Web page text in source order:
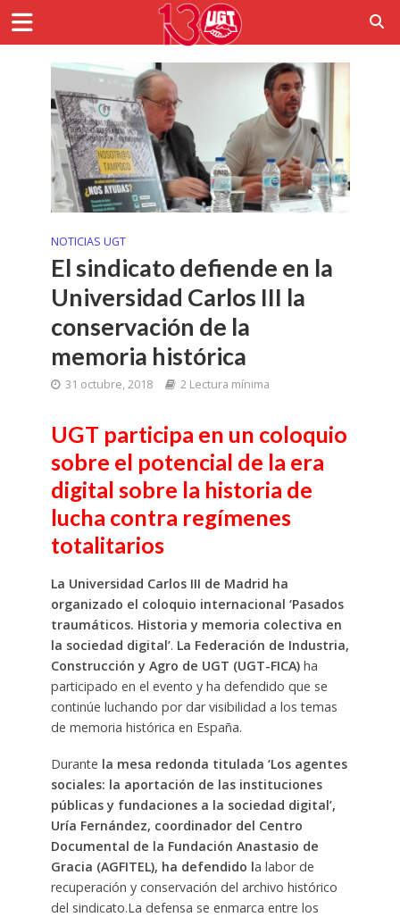
NOTICIAS UGT
El sindicato defiende en la
Universidad Carlos III la
conservación de la
memoria histórica
31 octubre, 2018 2 Lectura mínima
UGT participa en un coloquio
sobre el potencial de la era
digital sobre la historia de
lucha contra regímenes
totalitarios
La Universidad Carlos III de Madrid ha
organizado el coloquio internacional ‘Pasados
traumáticos. Historia y memoria colectiva en
la sociedad digital’. La Federación de Industria,
Construcción y Agro de UGT (UGT-FICA)ha
participado en el evento y ha defendido que se
continúe luchando por dar visibilidad a los temas
de memoria histórica en España.
Durante la mesa redonda titulada ‘Los agentes
sociales: la aportación de las instituciones
públicas y fundaciones a la sociedad digital’,
Uría Fernández, coordinador del Centro
Documental de la Fundación Anastasio de
Gracia (AGFITEL), ha defendido la labor de
recuperación y conservación del archivo histórico
del sindicato.La defensa se enmarca entre los